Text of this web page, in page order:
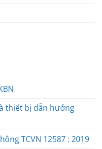
thiết bị dẫn hướng
TCVN 12587 : 2019